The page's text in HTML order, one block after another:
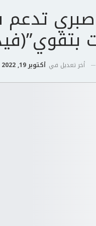
تدعم
أخر تعديل في أكتوبر 19, 2022